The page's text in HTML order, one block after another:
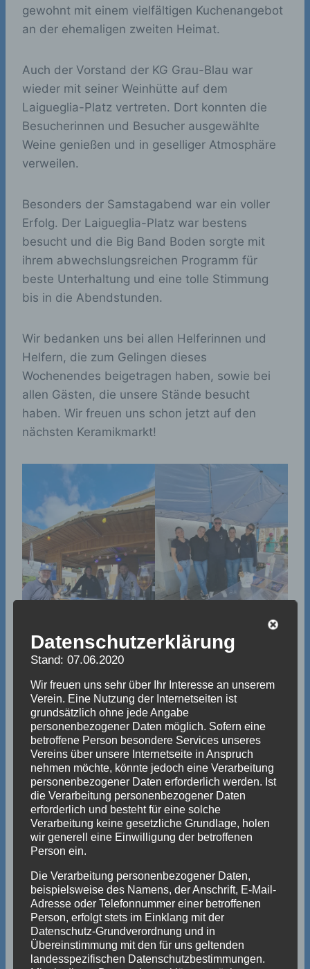
gewohnt mit einem vielfältigen Kuchenangebot
an der ehemaligen zweiten Heimat.
Auch der Vorstand der KG Grau-Blau war
wieder mit seiner Weinhütte auf dem
Laigueglia-Platz vertreten. Dort konnten die
Besucherinnen und Besucher ausgewählte
Weine genießen und in geselliger Atmosphäre
verweilen.
Besonders der Samstagabend war ein voller
Erfolg. Der Laigueglia-Platz war bestens
besucht und die Big Band Boden sorgte mit
ihrem abwechslungsreichen Programm für
beste Unterhaltung und eine tolle Stimmung
bis in die Abendstunden.
Wir bedanken uns bei allen Helferinnen und
Helfern, die zum Gelingen dieses
Wochenendes beigetragen haben, sowie bei
allen Gästen, die unsere Stände besucht
haben. Wir freuen uns schon jetzt auf den
nächsten Keramikmarkt!
Datenschutzerklärung
Stand: 07.06.2020
Wir freuen uns sehr über Ihr Interesse an unserem
Verein. Eine Nutzung der Internetseiten ist
grundsätzlich ohne jede Angabe
personenbezogener Daten möglich. Sofern eine
betroffene Person besondere Services unseres
Vereins über unsere Internetseite in Anspruch
nehmen möchte, könnte jedoch eine Verarbeitung
personenbezogener Daten erforderlich werden. Ist
die Verarbeitung personenbezogener Daten
erforderlich und besteht für eine solche
Verarbeitung keine gesetzliche Grundlage, holen
wir generell eine Einwilligung der betroffenen
Person ein.
Die Verarbeitung personenbezogener Daten,
beispielsweise des Namens, der Anschrift, E-Mail-
Adresse oder Telefonnummer einer betroffenen
Person, erfolgt stets im Einklang mit der
Datenschutz-Grundverordnung und in
Übereinstimmung mit den für uns geltenden
landesspezifischen Datenschutzbestimmungen.